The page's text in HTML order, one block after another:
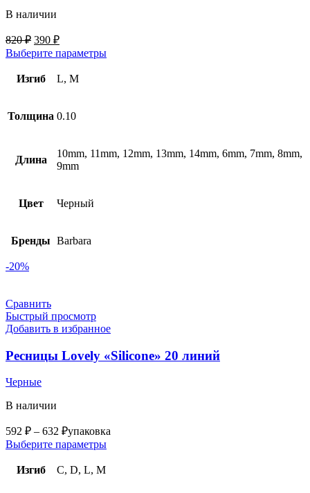
В наличии
820₽ Первоначальная
цена
составляла
820 ₽.
390 ₽
цена:
Выберите параметры
Изгиб L, M
Толщина 0.10
Длина
10mm, 11mm, 12mm, 13mm, 14mm, 6mm, 7mm, 8mm,
9mm
Цвет Черный
Бренды Barbara
-20%
Сравнить
Быстрый просмотр
Добавить в избранное
Ресницы Lovely «Silicone» 20 линий
Черные
В наличии
592 ₽ – 632 ₽упаковка
Выберите параметры
Изгиб C, D, L, M